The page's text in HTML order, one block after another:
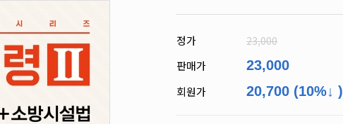
정가 23,000
판매가 23,000
회원가 20,700 (10%↓ )